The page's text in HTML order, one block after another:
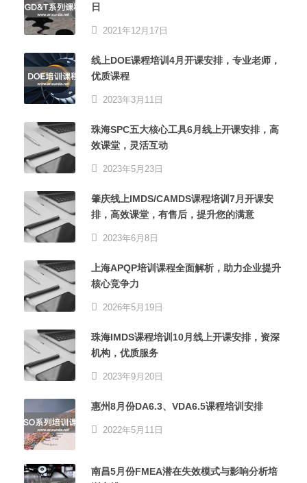
日
2021年12月17日
线上DOE课程培训4月开课安排，专业老师，
优质课程
2023年3月11日
珠海SPC五大核心工具6月线上开课安排，高
效课堂，灵活互动
2023年5月23日
肇庆线上IMDS/CAMDS课程培训7月开课安
排，高效课堂，有售后，提升您的满意
2023年6月8日
上海APQP培训课程全面解析，助力企业提升
核心竞争力
2026年5月19日
珠海IMDS课程培训10月线上开课安排，资深
机构，优质服务
2023年9月20日
惠州8月份DA6.3、VDA6.5课程培训安排
2022年5月11日
南昌5月份FMEA潜在失效模式与影响分析培